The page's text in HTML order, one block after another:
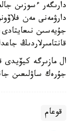
دارىگەر ءسوزىن
دارۋمەنى مەن
جۇيەسىن
قانتامىرلاردىڭ
ال مازىرگە كيۆيدى
جۇرەك ساۋلىعىن
قوعام